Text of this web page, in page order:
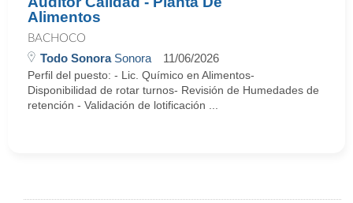
Alimentos
BACHOCO
Todo SonoraSonora 11/06/2026
Perfil del puesto: - Lic. Químico en Alimentos-
Disponibilidad de rotar turnos- Revisión de Humedades de
retención - Validación de lotificación ...